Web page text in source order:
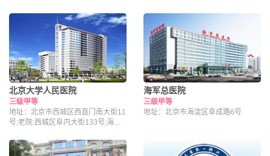
北京大学人民医院
三级甲等
地址：北京市西城区西直门南大街11
号;老院:西城区阜内大街133号;海淀
海军总医院
三级甲等
地址：北京市海淀区阜成路6号